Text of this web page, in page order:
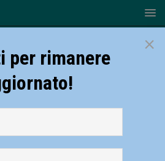
×
per rimanere